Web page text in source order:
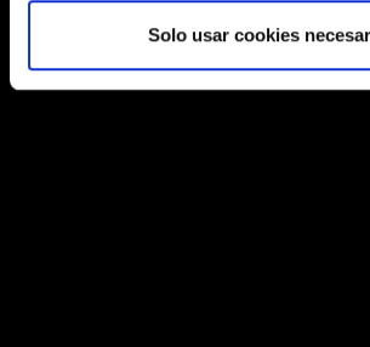
Solo usar cookies